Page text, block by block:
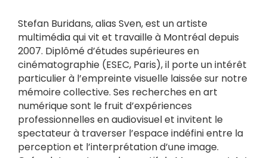
Stefan Buridans, alias Sven, est un artiste
multimédia qui vit et travaille à Montréal depuis
2007. Diplômé d’études supérieures en
cinématographie (ESEC, Paris), il porte un intérêt
particulier à l’empreinte visuelle laissée sur notre
mémoire collective. Ses recherches en art
numérique sont le fruit d’expériences
professionnelles en audiovisuel et invitent le
spectateur à traverser l’espace indéfini entre la
perception et l’interprétation d’une image.